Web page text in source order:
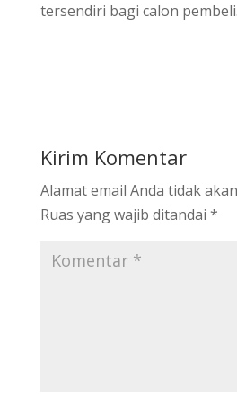
tersendiri bagi calon pembeli.
Kirim Komentar
Alamat email Anda tidak
Ruas yang wajib ditandai *